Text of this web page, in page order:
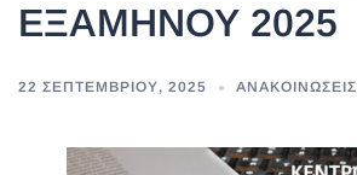
ΕΞΑΜΗΝΟΥ 2025
22 ΣΕΠΤΕΜΒΡΊΟΥ, 2025 ΑΝΑΚΟΙΝΏΣΕΙΣ